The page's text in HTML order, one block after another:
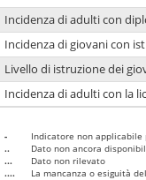
Incidenza di adulti con
Incidenza di giovani con
Livello di istruzione dei
Incidenza di adulti con la
-
Indicatore non
..
Dato non ancora
...
Dato non rilevato
....
La mancanza o esiguità